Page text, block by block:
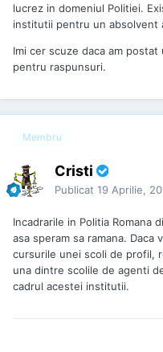
lucrez in domeniul Politiei.
institutii pentru un absolvent
Imi cer scuze daca am
pentru raspunsuri.
Membru
Cristi
Publicat 19 Aprilie,
Incadrarile in Politia Romana
asa speram sa ramana.
cursurile unei scoli de profil,
una dintre scolile de agenti
cadrul acestei institutii.